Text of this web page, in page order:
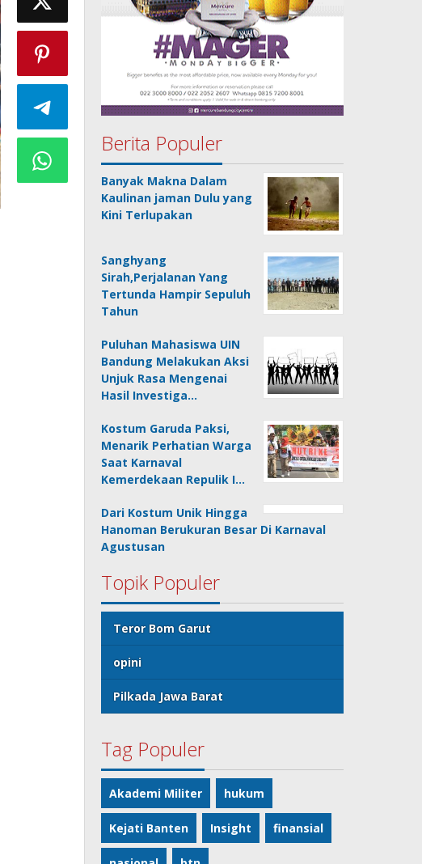
Berita Populer
Banyak Makna Dalam
Kaulinan jaman Dulu yang
Kini Terlupakan
Sanghyang
Sirah,Perjalanan Yang
Tertunda Hampir Sepuluh
Tahun
Puluhan Mahasiswa UIN
Bandung Melakukan Aksi
Unjuk Rasa Mengenai
Hasil Investiga…
Kostum Garuda Paksi,
Menarik Perhatian Warga
Saat Karnaval
Kemerdekaan Repulik I…
Dari Kostum Unik Hingga
Hanoman Berukuran Besar Di Karnaval
Agustusan
Topik Populer
Teror Bom Garut
opini
Pilkada Jawa Barat
Tag Populer
Akademi Militer hukum
Kejati Banten Insight finansial